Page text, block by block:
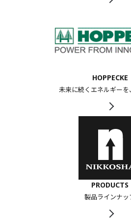
HOPPECKE
未来に続くエネルギーを
PRODUCTS
製品ラインナッ